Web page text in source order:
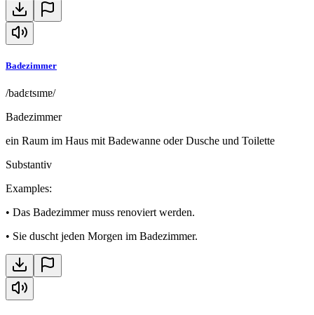
Badezimmer
/badɛtsɪmɐ/
Badezimmer
ein Raum im Haus mit Badewanne oder Dusche und Toilette
Substantiv
Examples:
• Das Badezimmer muss renoviert werden.
• Sie duscht jeden Morgen im Badezimmer.